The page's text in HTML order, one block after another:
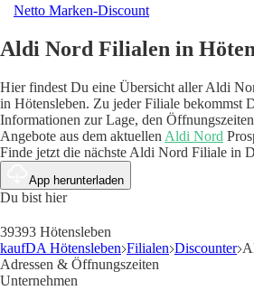
Netto Marken-Discount
Aldi Nord Filialen in
Hier findest Du eine Übersicht aller Aldi
in Hötensleben. Zu jeder Filiale bekommst
Informationen zur Lage, den
Angebote aus dem aktuellen Aldi Nord
Finde jetzt die nächste Aldi Nord Filiale in
App herunterladen
Du bist hier
39393 Hötensleben
kaufDA Hötensleben Filialen Discounter
Adressen & Öffnungszeiten
Unternehmen